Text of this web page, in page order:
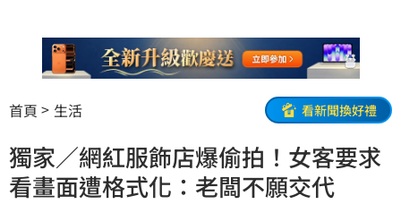
首頁 生活 看新聞換好禮
獨家／網紅服飾店爆偷拍！女客要求
看畫面遭格式化：老闆不願交代